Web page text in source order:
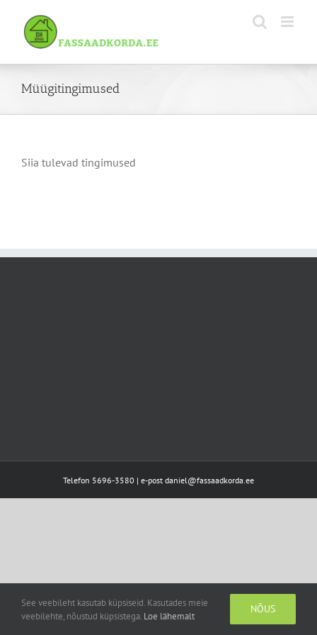
content
Müügitingimused
Siia tulevad tingimused
Telefon 5696-3580 | e-post daniel@fassaadkorda.ee
See veebileht kasutab küpsiseid. Kasutades meie
veebilehte, nõustud küpsistega. Loe lähemalt
NÕUS